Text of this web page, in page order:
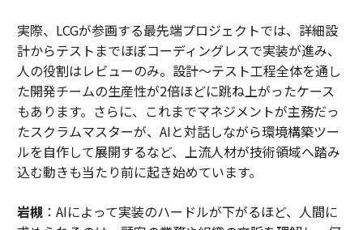
実際、LCGが参画する最先端プロジェクトでは、詳細設
計からテストまでほぼコーディングレスで実装が進み、
人の役割はレビューのみ。設計～テスト工程全体を通し
た開発チームの生産性が2倍ほどに跳ね上がったケース
もあります。さらに、これまでマネジメントが主務だっ
たスクラムマスターが、AIと対話しながら環境構築ツー
ルを自作して展開するなど、上流人材が技術領域へ踏み
込む動きも当たり前に起き始めています。
岩槻：AIによって実装のハードルが下がるほど、人間に